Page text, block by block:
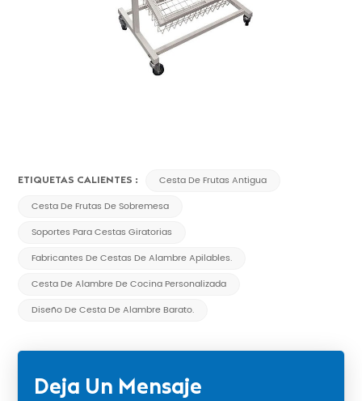
ETIQUETAS CALIENTES :
Cesta De Frutas Antigua
Cesta De Frutas De Sobremesa
Soportes Para Cestas Giratorias
Fabricantes De Cestas De Alambre Apilables.
Cesta De Alambre De Cocina Personalizada
Diseño De Cesta De Alambre Barato.
Deja Un Mensaje